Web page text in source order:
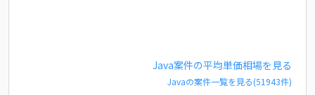
Java案件の平均単価相場を見る
Javaの案件一覧を見る(51943件)